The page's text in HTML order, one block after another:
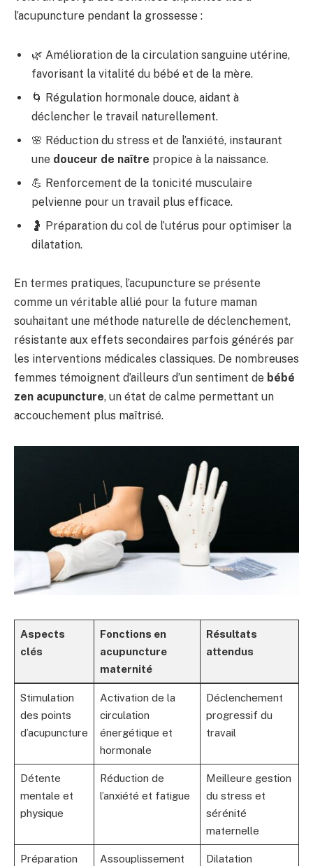
l’acupuncture pendant la grossesse :
🌿 Amélioration de la circulation sanguine utérine,
favorisant la vitalité du bébé et de la mère.
🌀 Régulation hormonale douce, aidant à
déclencher le travail naturellement.
🌸 Réduction du stress et de l’anxiété, instaurant
une douceur de naître propice à la naissance.
💪 Renforcement de la tonicité musculaire
pelvienne pour un travail plus efficace.
🤰 Préparation du col de l’utérus pour optimiser la
dilatation.
En termes pratiques, l’acupuncture se présente
comme un véritable allié pour la future maman
souhaitant une méthode naturelle de déclenchement,
résistante aux effets secondaires parfois générés par
les interventions médicales classiques. De nombreuses
femmes témoignent d’ailleurs d’un sentiment de bébé
zen acupuncture, un état de calme permettant un
accouchement plus maîtrisé.
Aspects
clés
Fonctions en
acupuncture
maternité
Résultats
attendus
Stimulation
des points
d’acupuncture
Activation de la
circulation
énergétique et
hormonale
Déclenchement
progressif du
travail
Détente
mentale et
physique
Réduction de
l’anxiété et fatigue
Meilleure gestion
du stress et
sérénité
maternelle
Préparation
Assouplissement
Dilatation